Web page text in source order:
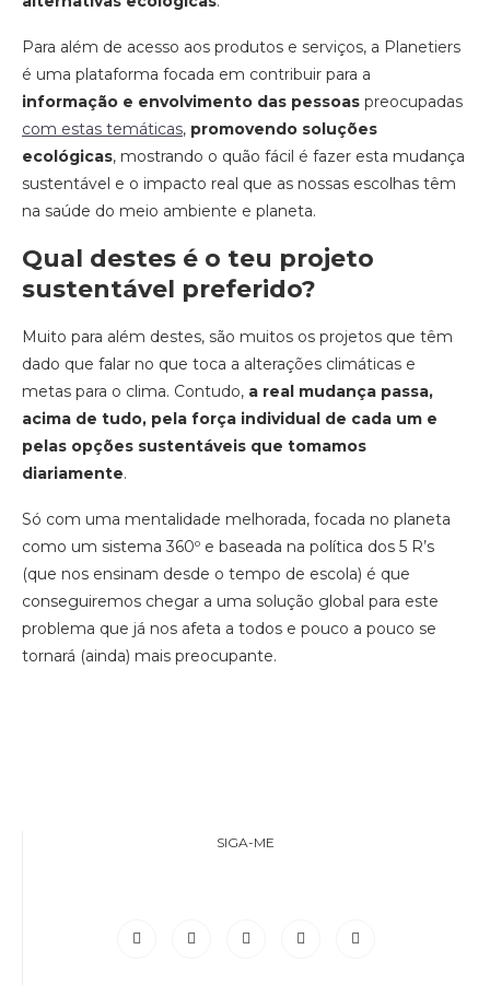
Para além de acesso aos produtos e serviços, a Planetiers
é uma plataforma focada em contribuir para a
informação e envolvimento das pessoas preocupadas
com estas temáticas, promovendo soluções
ecológicas, mostrando o quão fácil é fazer esta mudança
sustentável e o impacto real que as nossas escolhas têm
na saúde do meio ambiente e planeta.
Qual destes é o teu projeto
sustentável preferido?
Muito para além destes, são muitos os projetos que têm
dado que falar no que toca a alterações climáticas e
metas para o clima. Contudo, a real mudança passa,
acima de tudo, pela força individual de cada um e
pelas opções sustentáveis que tomamos
diariamente.
Só com uma mentalidade melhorada, focada no planeta
como um sistema 360º e baseada na política dos 5 R’s
(que nos ensinam desde o tempo de escola) é que
conseguiremos chegar a uma solução global para este
problema que já nos afeta a todos e pouco a pouco se
tornará (ainda) mais preocupante.
SIGA-ME